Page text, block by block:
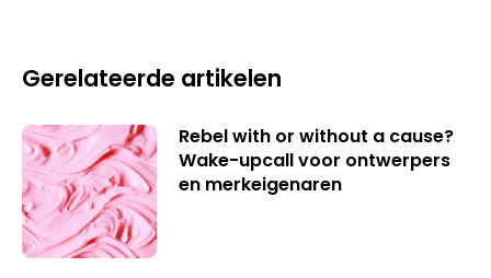
Gerelateerde artikelen
Rebel with or without a cause?
Wake-upcall voor ontwerpers
en merkeigenaren